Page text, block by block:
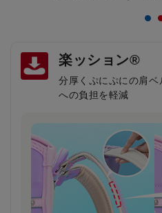
楽ッション®
分厚くぷにぷにの肩ベ
への負担を軽減